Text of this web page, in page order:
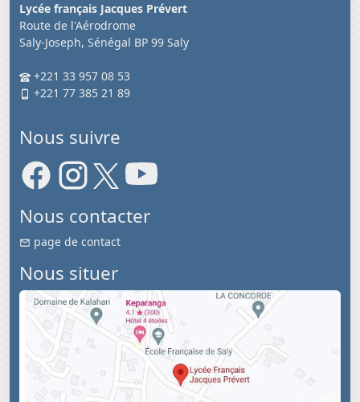
Lycée français Jacques Prévert
Route de l'Aérodrome
Saly-Joseph, Sénégal BP 99 Saly
+221 33 957 08 53
+221 77 385 21 89
Nous suivre
Nous contacter
page de contact
Nous situer